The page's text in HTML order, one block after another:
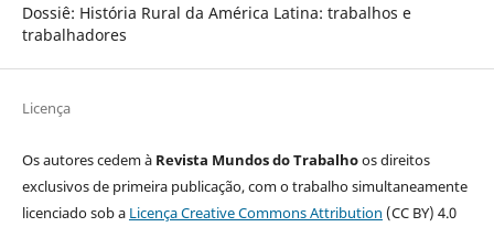
Dossiê: História Rural da América Latina: trabalhos e
trabalhadores
Licença
Os autores cedem à Revista Mundos do Trabalhoos direitos
exclusivos de primeira publicação, com o trabalho simultaneamente
licenciado sob a Licença Creative Commons Attribution (CC BY) 4.0